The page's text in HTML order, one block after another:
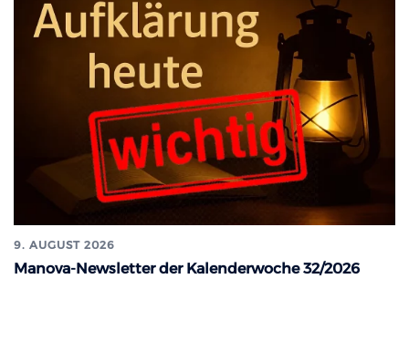
9. AUGUST 2026
Manova-Newsletter der Kalenderwoche 32/2026